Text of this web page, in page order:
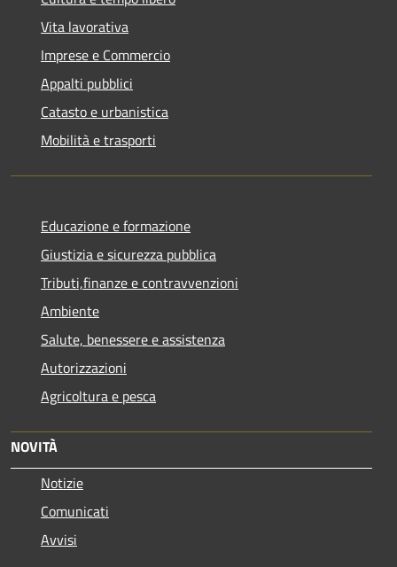
Vita lavorativa
Imprese e Commercio
Appalti pubblici
Catasto e urbanistica
Mobilità e trasporti
Educazione e formazione
Giustizia e sicurezza pubblica
Tributi,finanze e contravvenzioni
Ambiente
Salute, benessere e assistenza
Autorizzazioni
Agricoltura e pesca
NOVITÀ
Notizie
Comunicati
Avvisi